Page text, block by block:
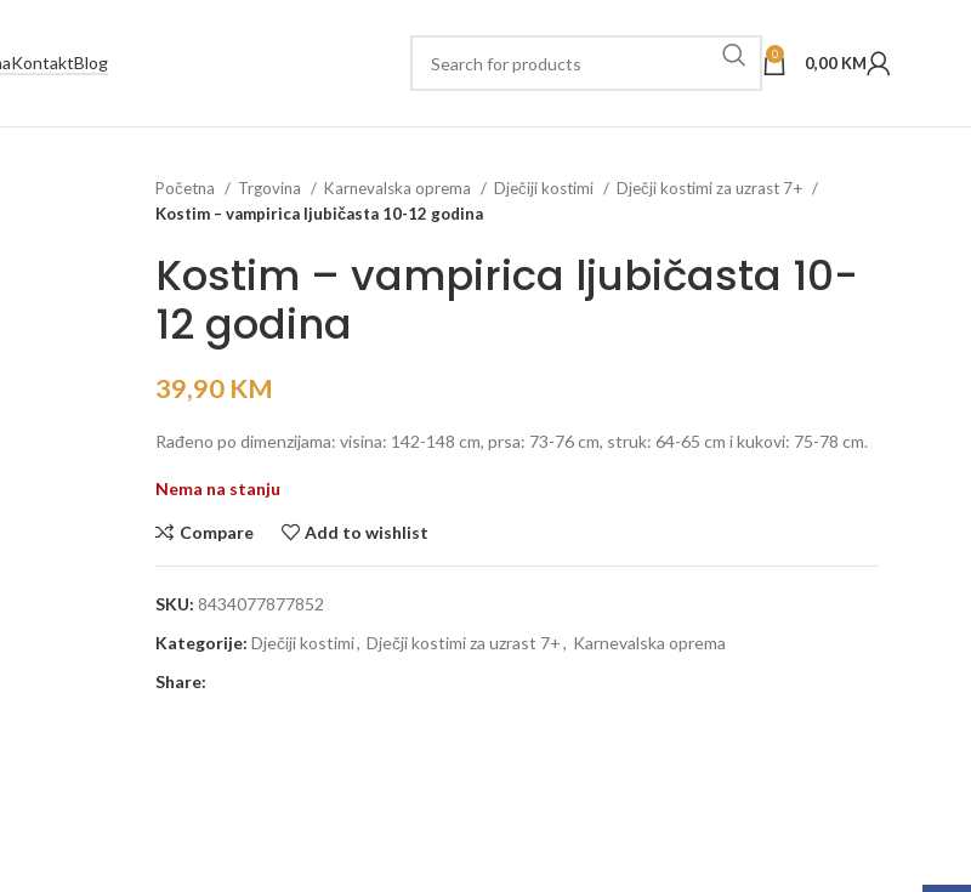
KontaktBlog 0 0,00 KM
Početna Trgovina Karnevalska oprema Dječiji kostimi
Dječji kostimi za uzrast 7+
Kostim – vampirica ljubičasta 10-12 godina
Kostim – vampirica ljubičasta 10-
12 godina
39,90 KM
Rađeno po dimenzijama: visina: 142-148 cm, prsa: 73-76 cm, struk: 64-65 cm i kukovi: 75-78 cm.
Nema na stanju
Compare Add to wishlist
SKU: 8434077877852
Kategorije: Dječiji kostimi, Dječji kostimi za uzrast 7+, Karnevalska oprema
Share: